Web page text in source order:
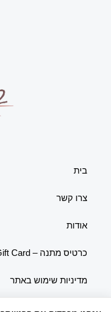
בית
צרו קשר
אודות
כרטיס מתנה – Gift Card
מדיניות שימוש באתר